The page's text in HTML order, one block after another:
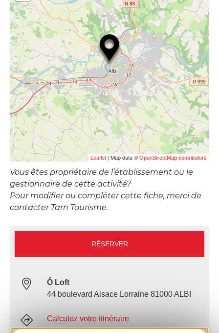
Leaflet | Map data © OpenStreetMap contributors
Vous êtes propriétaire de l’établissement ou le
gestionnaire de cette activité?
Pour modifier ou compléter cette fiche, merci de
contacter Tarn Tourisme.
RÉSERVER
Ô Loft
44 boulevard Alsace Lorraine 81000 ALBI
Calculez votre itinéraire